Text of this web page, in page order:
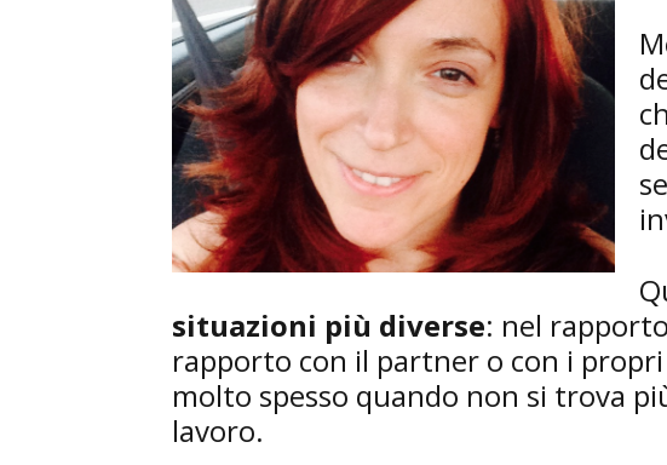
situazioni più diverse: nel
rapporto con il partner o con i
molto spesso quando non si trova
lavoro.